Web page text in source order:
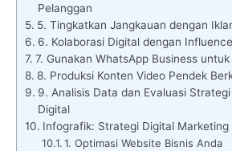
Pelanggan
5. Tingkatkan Jangkauan dengan
6. Kolaborasi Digital dengan
7. Gunakan WhatsApp Business
8. Produksi Konten Video Pendek
9. Analisis Data dan Evaluasi
Digital
Infografik: Strategi Digital Marketing
1. Optimasi Website Bisnis Anda